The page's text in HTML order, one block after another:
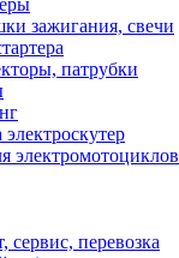
зажигания, свечи
патрубки
электромотоциклов
сервис, перевозка